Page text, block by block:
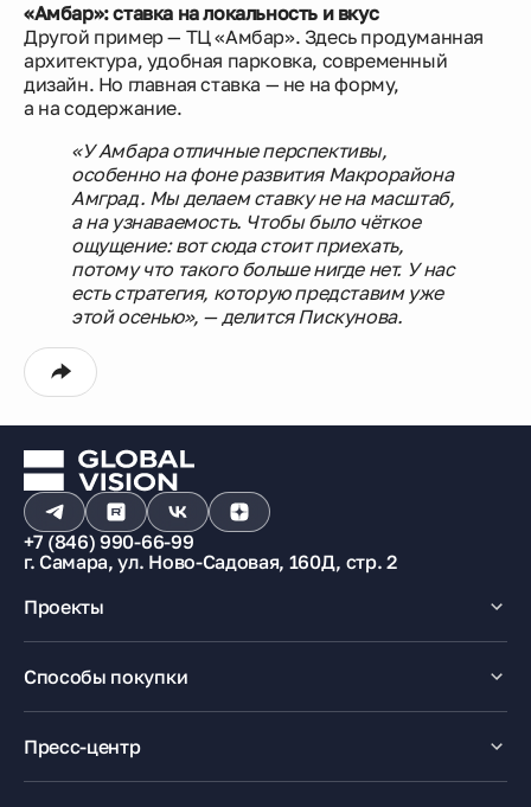
«Амбар»: ставка на локальность и вкус
Другой пример — ТЦ «Амбар». Здесь продуманная
архитектура, удобная парковка, современный
дизайн. Но главная ставка — не на форму,
а на содержание.
«У Амбара отличные перспективы,
особенно на фоне развития Макрорайона
Амград. Мы делаем ставку не на масштаб,
а на узнаваемость. Чтобы было чёткое
ощущение: вот сюда стоит приехать,
потому что такого больше нигде нет. У нас
есть стратегия, которую представим уже
этой осенью», — делится Пискунова.
+7 (846) 990-66-99
г. Самара, ул. Ново-Садовая, 160Д, стр. 2
Проекты
Способы покупки
Ипотека
Рассрочка
Маткапитал
Пресс-центр